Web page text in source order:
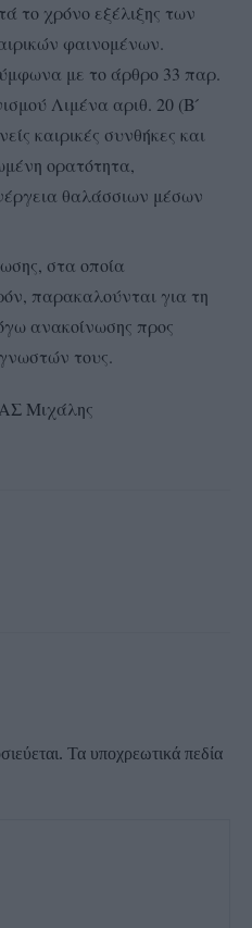
το χρόνο εξέλιξης των
φαινομένων.
με το άρθρο 33 παρ.
Λιμένα αριθ. 20 (Β
καιρικές συνθήκες και
ορατότητα,
θαλάσσιων μέσων
στα οποία
παρακαλούνται για τη
ανακοίνωσης προς
τους.
Μιχάλης
Τα υποχρεωτικά πεδία